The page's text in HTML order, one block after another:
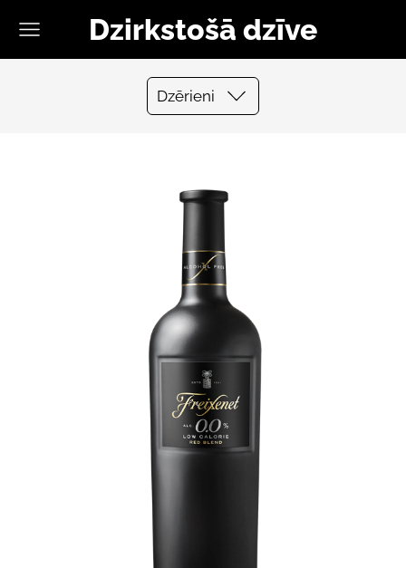
Dzirkstošā dzīve
Dzērieni